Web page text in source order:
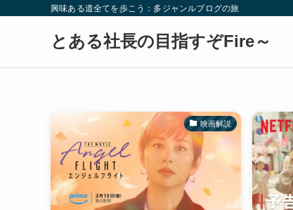
興味ある道全てを歩こう：多ジャンルブログの旅
とある社長の目指すぞFire～
映画解説